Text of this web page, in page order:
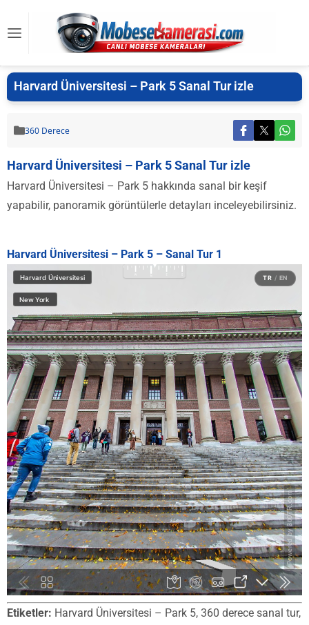
Harvard Üniversitesi – Park 5 Sanal Tur izle
360 Derece
Harvard Üniversitesi – Park 5 Sanal Tur izle
Harvard Üniversitesi – Park 5 hakkında sanal bir keşif
yapabilir, panoramik görüntülerle detayları inceleyebilirsiniz.
Harvard Üniversitesi – Park 5 – Sanal Tur 1
Etiketler: Harvard Üniversitesi – Park 5, 360 derece sanal tur,